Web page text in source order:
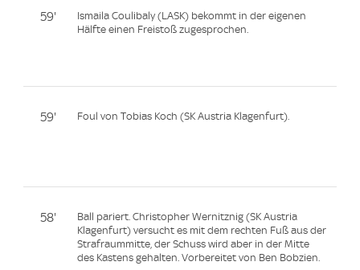
59'
Ismaila Coulibaly (LASK) bekommt in der eigenen
Hälfte einen Freistoß zugesprochen.
59' Foul von Tobias Koch (SK Austria Klagenfurt).
58'
Ball pariert. Christopher Wernitznig (SK Austria
Klagenfurt) versucht es mit dem rechten Fuß aus der
Strafraummitte, der Schuss wird aber in der Mitte
des Kastens gehalten. Vorbereitet von Ben Bobzien.